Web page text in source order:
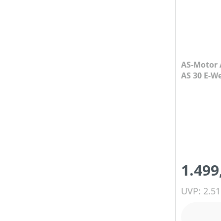
AS-
AS 30 E-
UVP: